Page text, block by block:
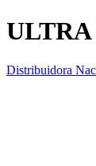
Distribuidora